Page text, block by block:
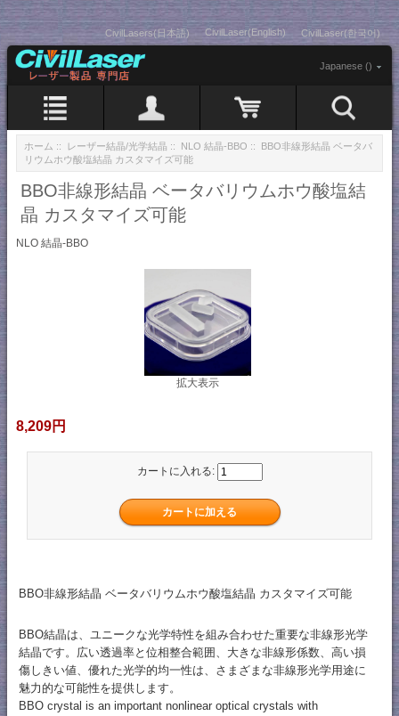
CivilLasers(日本語) CivilLaser(English) CivilLaser(한국어)
Japanese ()
ホーム :: レーザー結晶/光学結晶 :: NLO 結晶-BBO :: BBO非線形結晶 ベータバ
リウムホウ酸塩結晶 カスタマイズ可能
BBO非線形結晶 ベータバリウムホウ酸塩結
晶 カスタマイズ可能
NLO 結晶-BBO
拡大表示
8,209円
カートに入れる:
BBO非線形結晶 ベータバリウムホウ酸塩結晶 カスタマイズ可能
BBO結晶は、ユニークな光学特性を組み合わせた重要な非線形光学
結晶です。広い透過率と位相整合範囲、大きな非線形係数、高い損
傷しきい値、優れた光学的均一性は、さまざまな非線形光学用途に
魅力的な可能性を提供します。
BBO crystal is an important nonlinear optical crystals with